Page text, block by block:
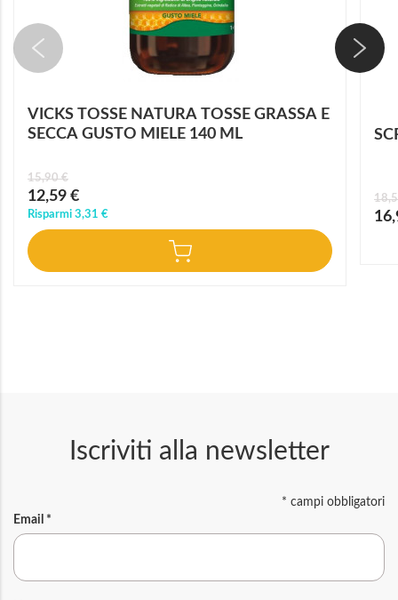
VICKS TOSSE NATURA TOSSE GRASSA E
SECCA GUSTO MIELE 140 ML
Prezzo
speciale
12,59 €
15,90 €
Risparmi 3,31 €
Iscriviti alla newsletter
* campi obbligatori
Email *